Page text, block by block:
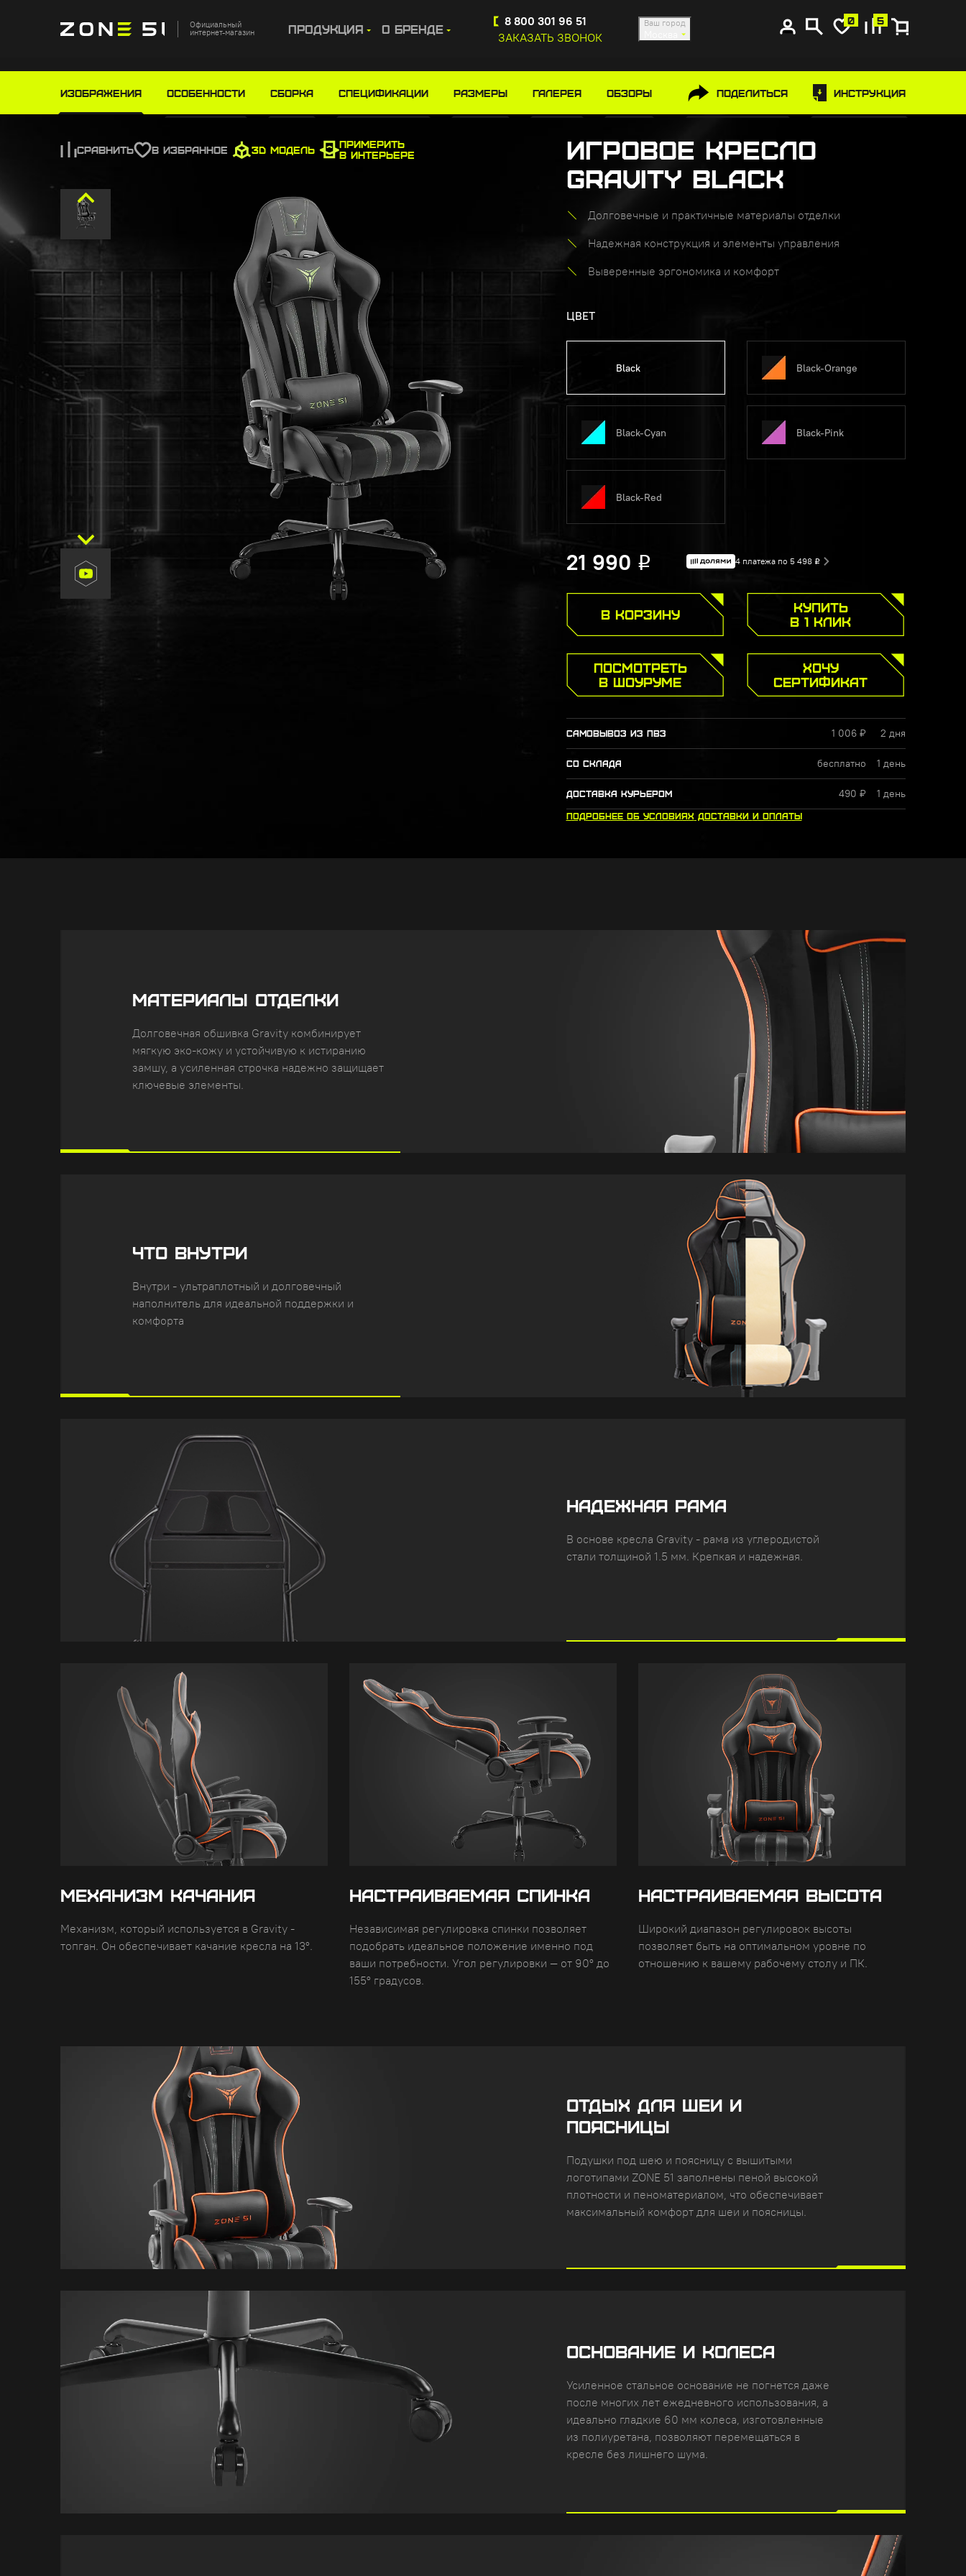
Официальный
интернет-магазин Продукция О бренде
8 800 301 96 51
ЗАКАЗАТЬ ЗВОНОК
Ваш город 0 5
Купите сейчас, платите потом
Изображения Особенности СБОРКА Спецификации Размеры ГАЛЕРЕЯ ОБЗОРЫ Поделиться Инструкция
Игровое кресло
GRAVITY Black
Долговечные и практичные материалы отделки
Надежная конструкция и элементы управления
Выверенные эргономика и комфорт
СРАВНИТЬ В ИЗБРАННОЕ 3D МОДЕЛЬ
ПРИМЕРИТЬ
В ИНТЕРЬЕРЕ
ЦВЕТ
Black Black-Orange
Black-Cyan Black-Pink
Black-Red
21 990 Р 4 платежа по 5 498 Р
В КОРЗИНУ
КУПИТЬ
В 1 КЛИК
ПОСМОТРЕТЬ
В ШОУРУМЕ
ХОЧУ
СЕРТИФИКАТ
САМОВЫВОЗ ИЗ ПВЗ 1 006 ₽ 2 дня
СО СКЛАДА бесплатно 1 день
ДОСТАВКА КУРЬЕРОМ 490 ₽ 1 день
ПОДРОБНЕЕ ОБ УСЛОВИЯХ ДОСТАВКИ И ОПЛАТЫ
МАТЕРИАЛЫ ОТДЕЛКИ
Долговечная обшивка Gravity комбинирует
мягкую эко-кожу и устойчивую к истиранию
замшу, а усиленная строчка надежно защищает
ключевые элементы.
ЧТО ВНУТРИ
Внутри - ультраплотный и долговечный
наполнитель для идеальной поддержки и
комфорта
НАДЕЖНАЯ РАМА
В основе кресла Gravity - рама из углеродистой
стали толщиной 1.5 мм. Крепкая и надежная.
МЕХАНИЗМ КАЧАНИЯ
Механизм, который используется в Gravity -
топган. Он обеспечивает качание кресла на 13°.
НАСТРАИВАЕМАЯ СПИНКА
Независимая регулировка спинки позволяет
подобрать идеальное положение именно под
ваши потребности. Угол регулировки — от 90° до
155° градусов.
НАСТРАИВАЕМАЯ ВЫСОТА
Широкий диапазон регулировок высоты
позволяет быть на оптимальном уровне по
отношению к вашему рабочему столу и ПК.
ОТДЫХ ДЛЯ ШЕИ И
ПОЯСНИЦЫ
Подушки под шею и поясницу с вышитыми
логотипами ZONE 51 заполнены пеной высокой
плотности и пеноматериалом, что обеспечивает
максимальный комфорт для шеи и поясницы.
ОСНОВАНИЕ И КОЛЕСА
Усиленное стальное основание не погнется даже
после многих лет ежедневного использования, а
идеально гладкие 60 мм колеса, изготовленные
из полиуретана, позволяют перемещаться в
кресле без лишнего шума.